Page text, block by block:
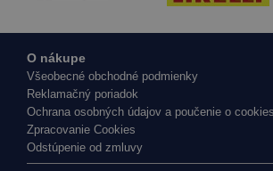
O nákupe
Všeobecné obchodné podmienky
Reklamačný poriadok
Ochrana osobných údajov a poučenie o cookies
Zpracovanie Cookies
Odstúpenie od zmluvy